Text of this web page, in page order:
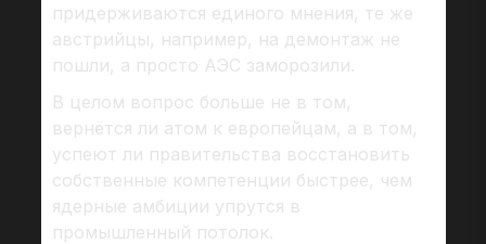
придерживаются единого мнения, те же
австрийцы, например, на демонтаж не
пошли, а просто АЭС заморозили.
В целом вопрос больше не в том,
вернётся ли атом к европейцам, а в том,
успеют ли правительства восстановить
собственные компетенции быстрее, чем
ядерные амбиции упрутся в
промышленный потолок.